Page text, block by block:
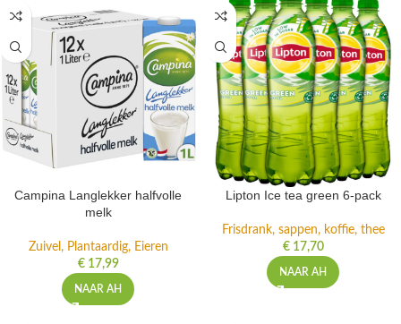
Campina Langlekker halfvolle
melk
Zuivel, Plantaardig, Eieren
€17,99
NAAR AH
Lipton Ice tea green 6-pack
Frisdrank, sappen, koffie, thee
€17,70
NAAR AH